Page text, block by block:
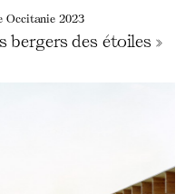
Occitanie 2023
bergers des étoiles »